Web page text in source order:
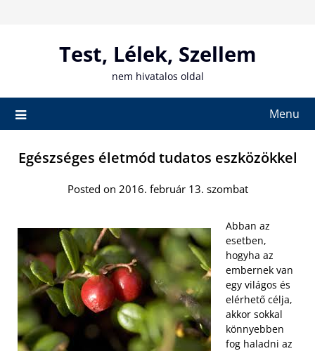
Test, Lélek, Szellem
nem hivatalos oldal
Menu
Egészséges életmód tudatos eszközökkel
Posted on 2016. február 13. szombat
Abban az
esetben,
hogyha az
embernek van
egy világos és
elérhető célja,
akkor sokkal
könnyebben
fog haladni az